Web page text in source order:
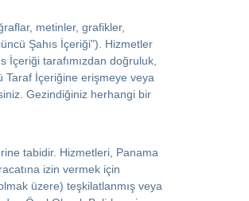
metinler, grafikler,
Şahıs İçeriği"). Hizmetler
İçeriği tarafımızdan doğruluk,
Taraf İçeriğine erişmeye veya
Gezindiğiniz herhangi bir
tabidir. Hizmetleri, Panama
izin vermek için
üzere) teşkilatlanmış veya